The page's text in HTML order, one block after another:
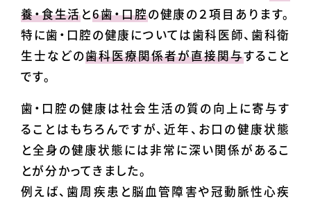
養・食生活と6歯・口腔の健康の２項目あります。
特に歯・口腔の健康については歯科医師、歯科衛
生士などの歯科医療関係者が直接関与すること
です。
歯・口腔の健康は社会生活の質の向上に寄与す
ることはもちろんですが、近年、お口の健康状態
と全身の健康状態には非常に深い関係があるこ
とが分かってきました。
例えば、歯周疾患と脳血管障害や冠動脈性心疾